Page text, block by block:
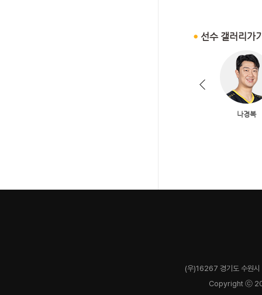
(우)16267 경기도 수원
Copyright ⓒ